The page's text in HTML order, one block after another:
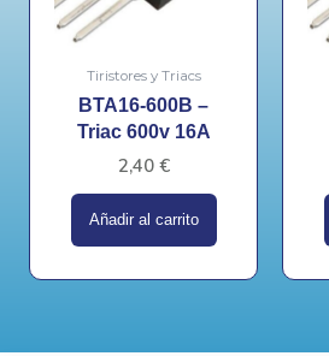
Tiristores y Triacs
BTA16-600B –
Triac 600v 16A
2,40 €
Añadir al carrito